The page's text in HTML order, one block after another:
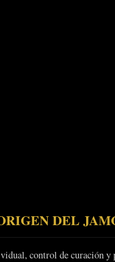
DEL
control de curación y